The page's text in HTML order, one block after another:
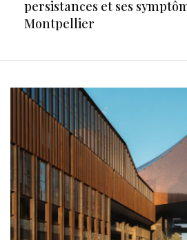
persistances et ses
Montpellier